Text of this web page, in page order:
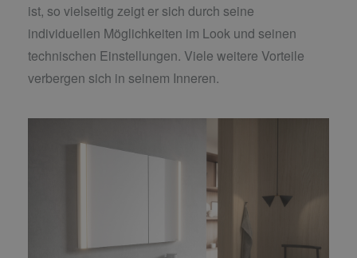
ist, so vielseitig zeigt er sich durch seine
individuellen Möglichkeiten im Look und seinen
technischen Einstellungen. Viele weitere Vorteile
verbergen sich in seinem Inneren.